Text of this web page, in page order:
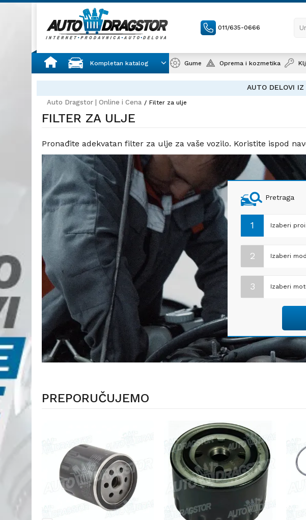
011/635-0666
Kompletan katalog Gume Oprema i kozmetika
Auto Dragstor | Online i Cena Filter za ulje
FILTER ZA ULJE
Pronađite adekvatan filter za ulje za vaše vozilo. Koristite ispod
Pretraga
1 Izaberi
2 Izaberi
3 Izaberi
PREPORUČUJEMO